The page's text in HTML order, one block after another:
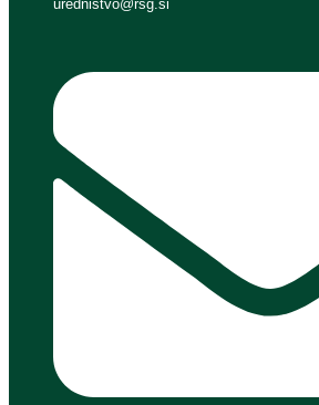
urednistvo@rsg.si